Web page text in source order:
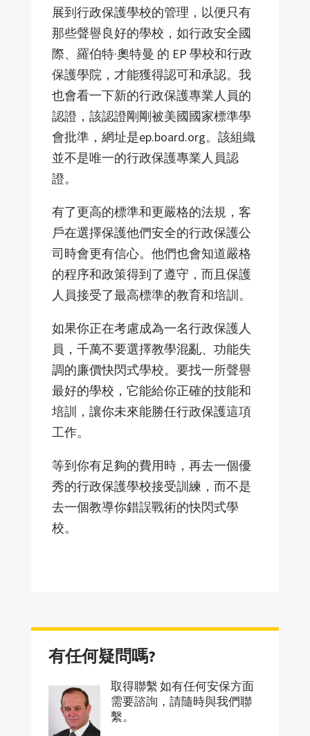
展到行政保護學校的管理，以便只有
那些聲譽良好的學校，如行政安全國
際、羅伯特·奧特曼 的 EP 學校和行政
保護學院，才能獲得認可和承認。我
也會看一下新的行政保護專業人員的
認證，該認證剛剛被美國國家標準學
會批準，網址是ep.board.org。該組織
並不是唯一的行政保護專業人員認
證。
有了更高的標準和更嚴格的法規，客
戶在選擇保護他們安全的行政保護公
司時會更有信心。他們也會知道嚴格
的程序和政策得到了遵守，而且保護
人員接受了最高標準的教育和培訓。
如果你正在考慮成為一名行政保護人
員，千萬不要選擇教學混亂、功能失
調的廉價快閃式學校。要找一所聲譽
最好的學校，它能給你正確的技能和
培訓，讓你未來能勝任行政保護這項
工作。
等到你有足夠的費用時，再去一個優
秀的行政保護學校接受訓練，而不是
去一個教導你錯誤戰術的快閃式學
校。
有任何疑問嗎?
取得聯繫 如有任何安保方面
需要諮詢，請隨時與我們聯
繫。